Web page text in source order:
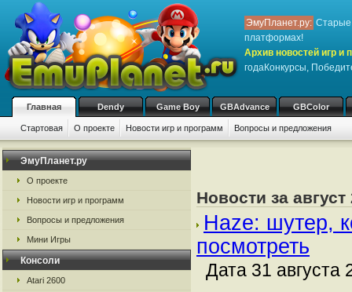
ЭмуПланет.ру: Старые
платформах!
Архив новостей игр и
годаКонкурсы,
Главная Dendy Game Boy GBAdvance GBColor
Стартовая О проекте Новости игр и программ Вопросы и предложения
ЭмуПланет.ру
О проекте
Новости игр и программ
Вопросы и предложения
Мини Игры
Консоли
Atari 2600
Новости за август
Haze: шутер,
посмотреть
Дата 31 августа